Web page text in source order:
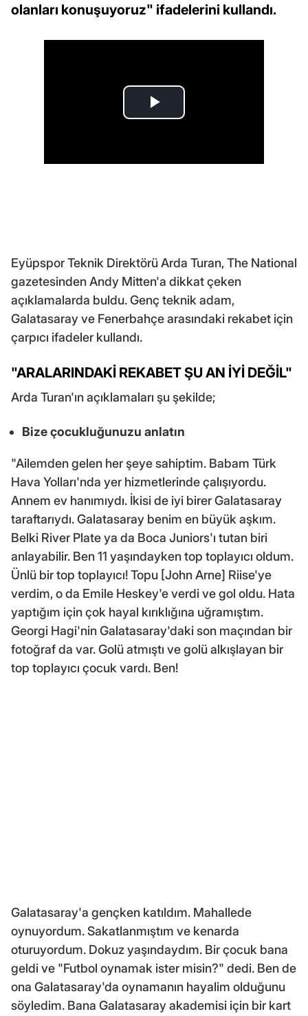
olanları konuşuyoruz" ifadelerini kullandı.
Eyüpspor Teknik Direktörü Arda Turan, The National
gazetesinden Andy Mitten'a dikkat çeken
açıklamalarda buldu. Genç teknik adam,
Galatasaray ve Fenerbahçe arasındaki rekabet için
çarpıcı ifadeler kullandı.
"ARALARINDAKİ REKABET ŞU AN İYİ DEĞİL"
Arda Turan'ın açıklamaları şu şekilde;
Bize çocukluğunuzu anlatın
"Ailemden gelen her şeye sahiptim. Babam Türk
Hava Yolları'nda yer hizmetlerinde çalışıyordu.
Annem ev hanımıydı. İkisi de iyi birer Galatasaray
taraftarıydı. Galatasaray benim en büyük aşkım.
Belki River Plate ya da Boca Juniors'ı tutan biri
anlayabilir. Ben 11 yaşındayken top toplayıcı oldum.
Ünlü bir top toplayıcı! Topu [John Arne] Riise'ye
verdim, o da Emile Heskey'e verdi ve gol oldu. Hata
yaptığım için çok hayal kırıklığına uğramıştım.
Georgi Hagi'nin Galatasaray'daki son maçından bir
fotoğraf da var. Golü atmıştı ve golü alkışlayan bir
top toplayıcı çocuk vardı. Ben!
Galatasaray'a gençken katıldım. Mahallede
oynuyordum. Sakatlanmıştım ve kenarda
oturuyordum. Dokuz yaşındaydım. Bir çocuk bana
geldi ve "Futbol oynamak ister misin?" dedi. Ben de
ona Galatasaray'da oynamanın hayalim olduğunu
söyledim. Bana Galatasaray akademisi için bir kart